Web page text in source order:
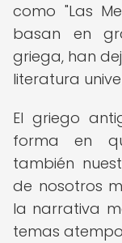
como "Las
basan en
griega, han
literatura
El griego
forma en
también
de nosotros
la narrativa
temas